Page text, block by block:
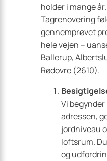
holder i mange
Tagrenovering
gennemprøvet
hele vejen –
Ballerup,
Rødovre (2610).
Vi begynder
adressen,
jordniveau
loftsrum.
og